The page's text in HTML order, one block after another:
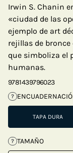
Irwin S. Chanin
«ciudad de las
ejemplo de art
rejillas de
que simboliza el
humanas.
9781439796023
?
TAPA DURA
? TAMAÑO